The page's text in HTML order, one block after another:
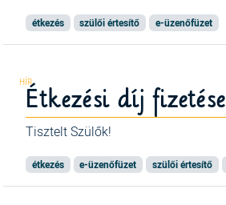
étkezés szülői értesítő e-üzenőfüzet
Étkezési díj fizetése
Tisztelt Szülők!
étkezés e-üzenőfüzet szülői értesítő